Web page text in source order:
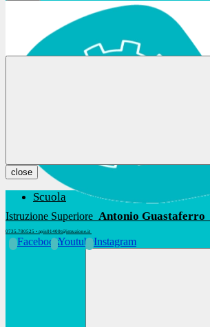
Istruzione Superiore Antonio Guastaferro
0735.780525 • apis01400t@istruzione.it
FacebookYoutubeInstagram
close
Scuola